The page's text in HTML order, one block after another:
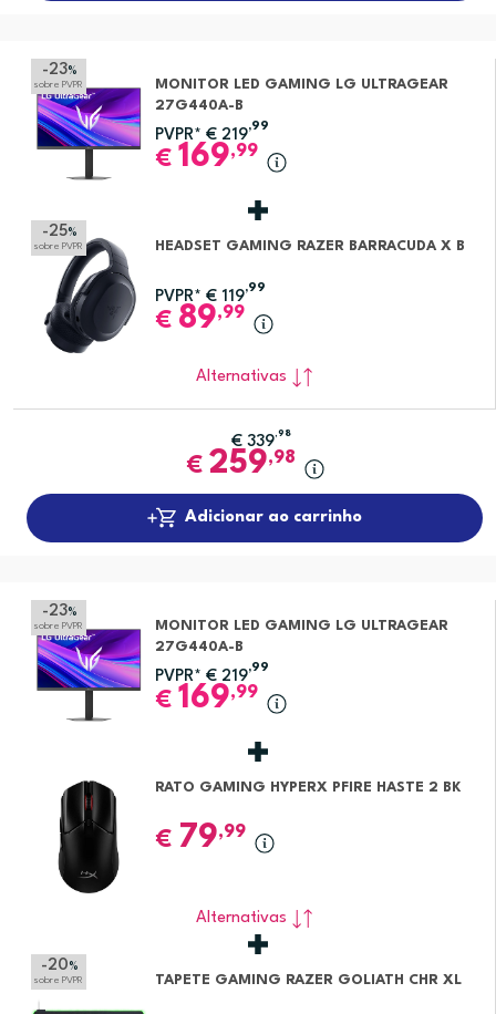
-23%
sobre PVPR
MONITOR LED GAMING LG ULTRAGEAR
27G440A-B
PVPR* € 219
,99
€ 169,99
-25%
sobre PVPR HEADSET GAMING RAZER BARRACUDA X B
PVPR* € 119
,99
€ 89,99
Alternativas
€ 339 ,98
€ 259,98
Adicionar ao carrinho
-23%
sobre PVPR
MONITOR LED GAMING LG ULTRAGEAR
27G440A-B
PVPR* € 219
,99
€ 169,99
RATO GAMING HYPERX PFIRE HASTE 2 BK
€ 79,99
Alternativas
-20 %
sobre PVPR TAPETE GAMING RAZER GOLIATH CHR XL